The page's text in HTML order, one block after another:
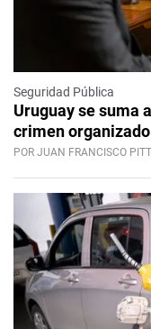
Seguridad Pública
Uruguay se suma
crimen
POR JUAN FRANCISCO